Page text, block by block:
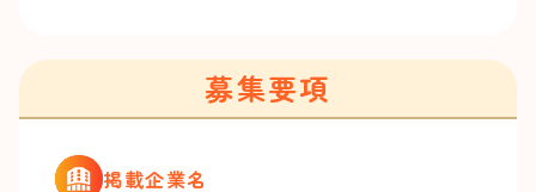
募集要項
掲載企業名